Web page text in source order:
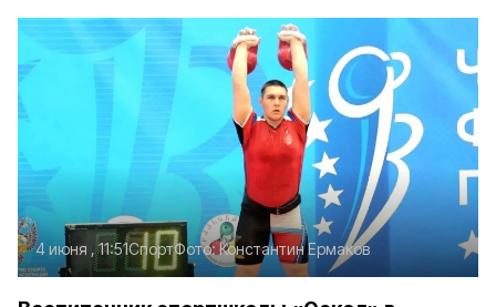
4 июня , 11:51СпортФото:Константин Ермаков